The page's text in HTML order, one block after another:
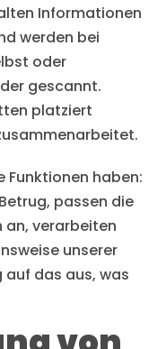
Informationen
werden bei
oder
gescannt.
platziert
Funktionen haben:
passen die
an, verarbeiten
unserer
das aus, was